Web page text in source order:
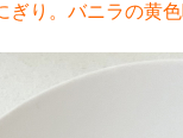
ぎり。バニラの黄